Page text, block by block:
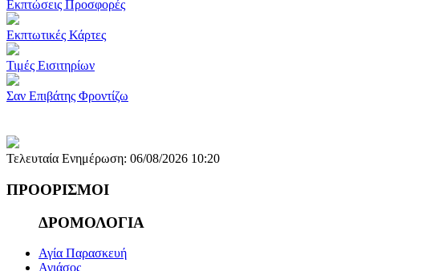
Εκπτώσεις Προσφορές
Εκπτωτικές Κάρτες
Τιμές Εισιτηρίων
Σαν Επιβάτης Φροντίζω
Τελευταία Ενημέρωση: 06/08/2026 10:20
ΠΡΟΟΡΙΣΜΟΙ
ΔΡΟΜΟΛΟΓΙΑ
Αγία Παρασκευή
Αγιάσος